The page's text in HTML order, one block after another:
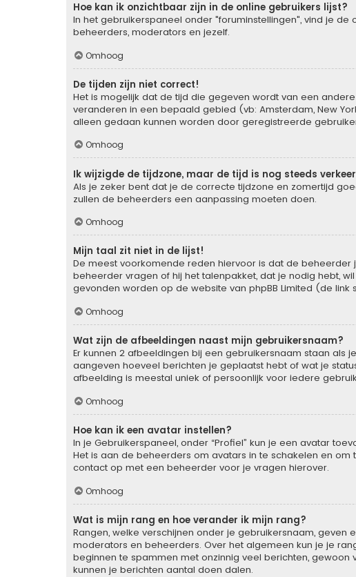
Hoe kan ik onzichtbaar zijn in de online gebruikers lijst?
In het gebruikerspaneel onder "foruminstellingen", vind je de
beheerders, moderators en jezelf.
Omhoog
De tijden zijn niet correct!
Het is mogelijk dat de tijd die gegeven wordt van een
veranderen in een bepaald gebied (vb: Amsterdam, New
alleen gedaan kunnen worden door geregistreerde
Omhoog
Ik wijzigde de tijdzone, maar de tijd is nog steeds
Als je zeker bent dat je de correcte tijdzone en zomertijd
zullen de beheerders een aanpassing moeten doen.
Omhoog
Mijn taal zit niet in de lijst!
De meest voorkomende reden hiervoor is dat de
beheerder vragen of hij het talenpakket, dat je nodig hebt,
gevonden worden op de website van phpBB Limited (de
Omhoog
Wat zijn de afbeeldingen naast mijn gebruikersnaam?
Er kunnen 2 afbeeldingen bij een gebruikersnaam staan als
aangeven hoeveel berichten je geplaatst hebt of wat je
afbeelding is meestal uniek of persoonlijk voor iedere
Omhoog
Hoe kan ik een avatar instellen?
In je Gebruikerspaneel, onder “Profiel” kun je een avatar
Het is aan de beheerders om avatars in te schakelen en
contact op met een beheerder voor je vragen hierover.
Omhoog
Wat is mijn rang en hoe verander ik mijn rang?
Rangen, welke verschijnen onder je gebruikersnaam,
moderators en beheerders. Over het algemeen kun je je
beginnen te spammen met onzinnig veel berichten,
kunnen je berichten aantal doen dalen.